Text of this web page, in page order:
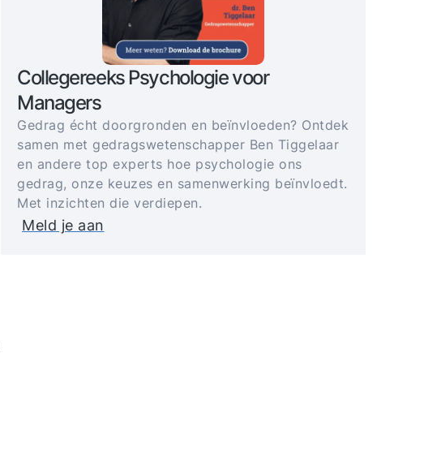
Collegereeks Psychologie voor
Managers
Gedrag écht doorgronden en beïnvloeden? Ontdek
samen met gedragswetenschapper Ben Tiggelaar
en andere top experts hoe psychologie ons
gedrag, onze keuzes en samenwerking beïnvloedt.
Met inzichten die verdiepen.
Meld je aan